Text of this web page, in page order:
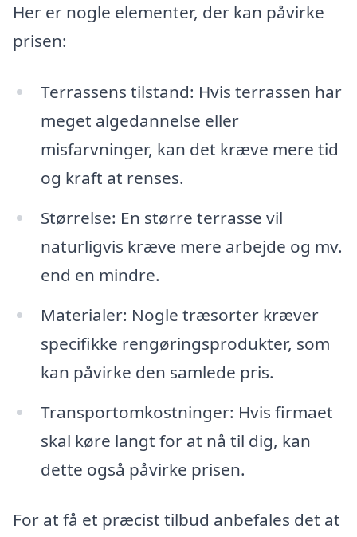
Her er nogle elementer, der kan påvirke
prisen:
Terrassens tilstand: Hvis terrassen har
meget algedannelse eller
misfarvninger, kan det kræve mere tid
og kraft at renses.
Størrelse: En større terrasse vil
naturligvis kræve mere arbejde og mv.
end en mindre.
Materialer: Nogle træsorter kræver
specifikke rengøringsprodukter, som
kan påvirke den samlede pris.
Transportomkostninger: Hvis firmaet
skal køre langt for at nå til dig, kan
dette også påvirke prisen.
For at få et præcist tilbud anbefales det at